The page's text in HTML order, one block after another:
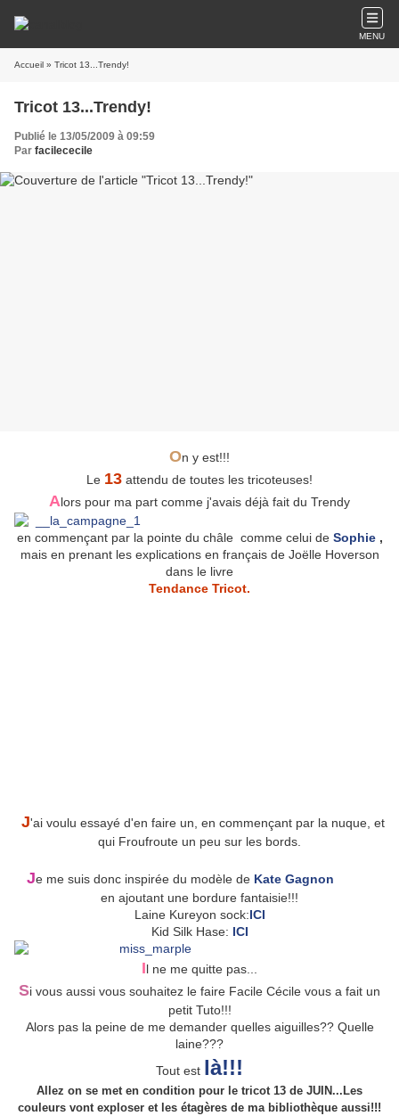
MENU
Accueil » Tricot 13...Trendy!
Tricot 13...Trendy!
Publié le 13/05/2009 à 09:59
Par facilececile
On y est!!!
Le 13 attendu de toutes les tricoteuses!
Alors pour ma part comme j'avais déjà fait du Trendy
en commençant par la pointe du châle comme celui de Sophie,
mais en prenant les explications en français de Joëlle Hoverson
dans le livre
Tendance Tricot.
J'ai voulu essayé d'en faire un, en commençant par la nuque, et
qui Froufroute un peu sur les bords.
Je me suis donc inspirée du modèle de Kate Gagnon
en ajoutant une bordure fantaisie!!!
Laine Kureyon sock:ICI
Kid Silk Hase: ICI
Il ne me quitte pas...
Si vous aussi vous souhaitez le faire Facile Cécile vous a fait un
petit Tuto!!!
Alors pas la peine de me demander quelles aiguilles?? Quelle
laine???
Tout est là!!!
Allez on se met en condition pour le tricot 13 de JUIN... Les
couleurs vont exploser et les étagères de ma bibliothèque aussi!!!